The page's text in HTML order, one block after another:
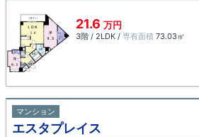
21.6 万円
3階 / 2LDK / 専有面積 73.03㎡
マンション
エスタプレイス